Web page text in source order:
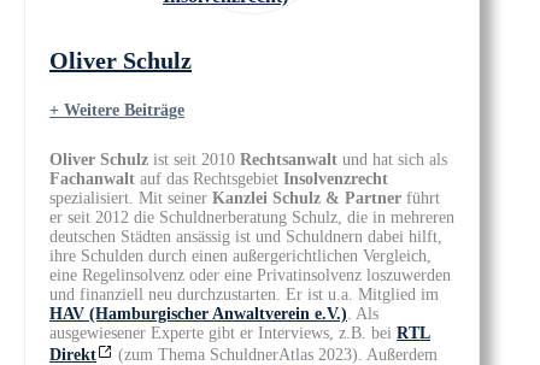
Oliver Schulz
+ Weitere Beiträge
Oliver Schulz ist seit 2010 Rechtsanwalt und hat sich als
Fachanwalt auf das Rechtsgebiet Insolvenzrecht
spezialisiert. Mit seiner Kanzlei Schulz & Partner führt
er seit 2012 die Schuldnerberatung Schulz, die in mehreren
deutschen Städten ansässig ist und Schuldnern dabei hilft,
ihre Schulden durch einen außergerichtlichen Vergleich,
eine Regelinsolvenz oder eine Privatinsolvenz loszuwerden
und finanziell neu durchzustarten. Er ist u.a. Mitglied im
HAV (Hamburgischer Anwaltverein e.V.) . Als
ausgewiesener Experte gibt er Interviews, z.B. bei RTL
Direkt
(zum Thema SchuldnerAtlas 2023). Außerdem